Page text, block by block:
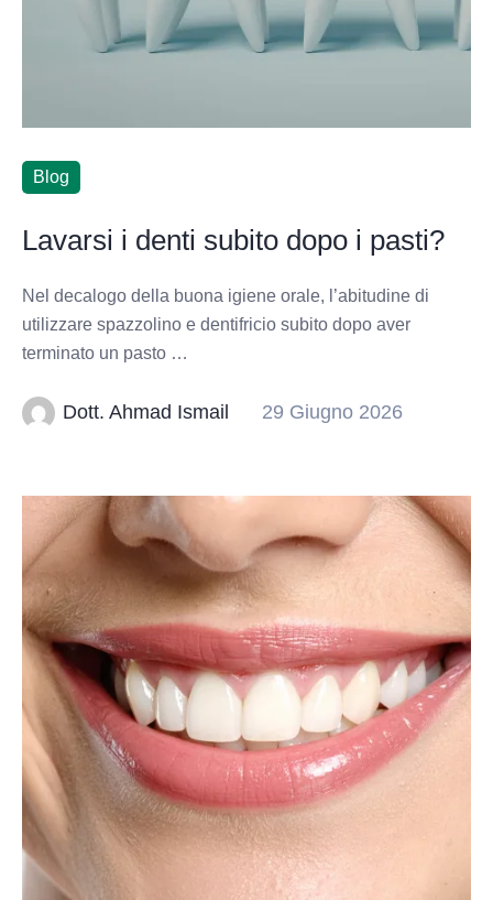
Blog
Lavarsi i denti subito dopo i pasti?
Nel decalogo della buona igiene orale, l’abitudine di
utilizzare spazzolino e dentifricio subito dopo aver
terminato un pasto …
Dott. Ahmad Ismail 29 Giugno 2026